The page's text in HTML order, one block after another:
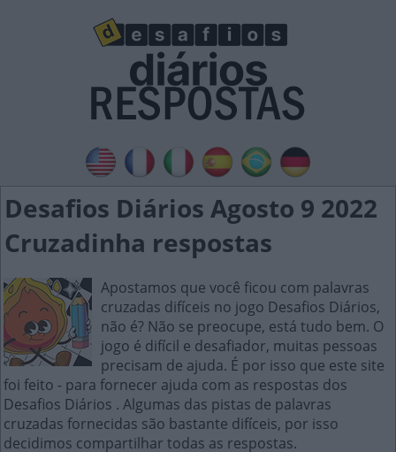
Desafios Diários Agosto 9 2022
Cruzadinha respostas
Apostamos que você ficou com palavras
cruzadas difíceis no jogo Desafios Diários,
não é? Não se preocupe, está tudo bem. O
jogo é difícil e desafiador, muitas pessoas
precisam de ajuda. É por isso que este site
foi feito - para fornecer ajuda com as respostas dos
Desafios Diários . Algumas das pistas de palavras
cruzadas fornecidas são bastante difíceis, por isso
decidimos compartilhar todas as respostas.